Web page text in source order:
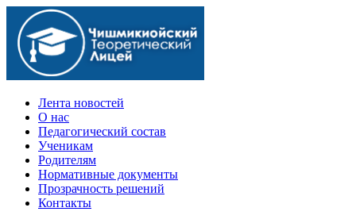
Официальный сайт учебного заведения
Лента новостей
О нас
Педагогический состав
Ученикам
Родителям
Нормативные документы
Прозрачность решений
Контакты